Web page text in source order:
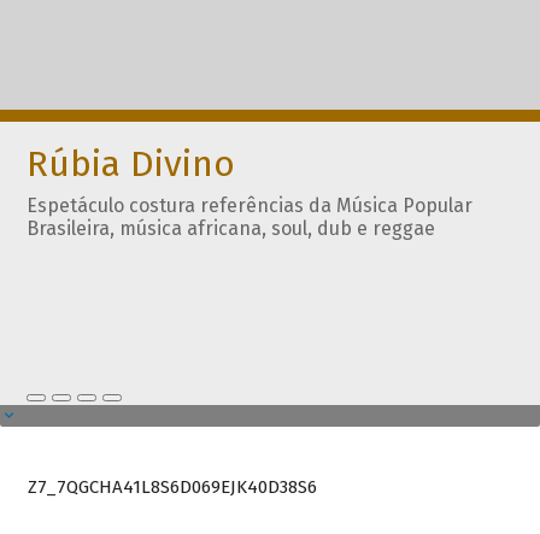
Rúbia Divino
Espetáculo costura referências da Música Popular
Brasileira, música africana, soul, dub e reggae
Z7_7QGCHA41L8S6D069EJK40D38S6